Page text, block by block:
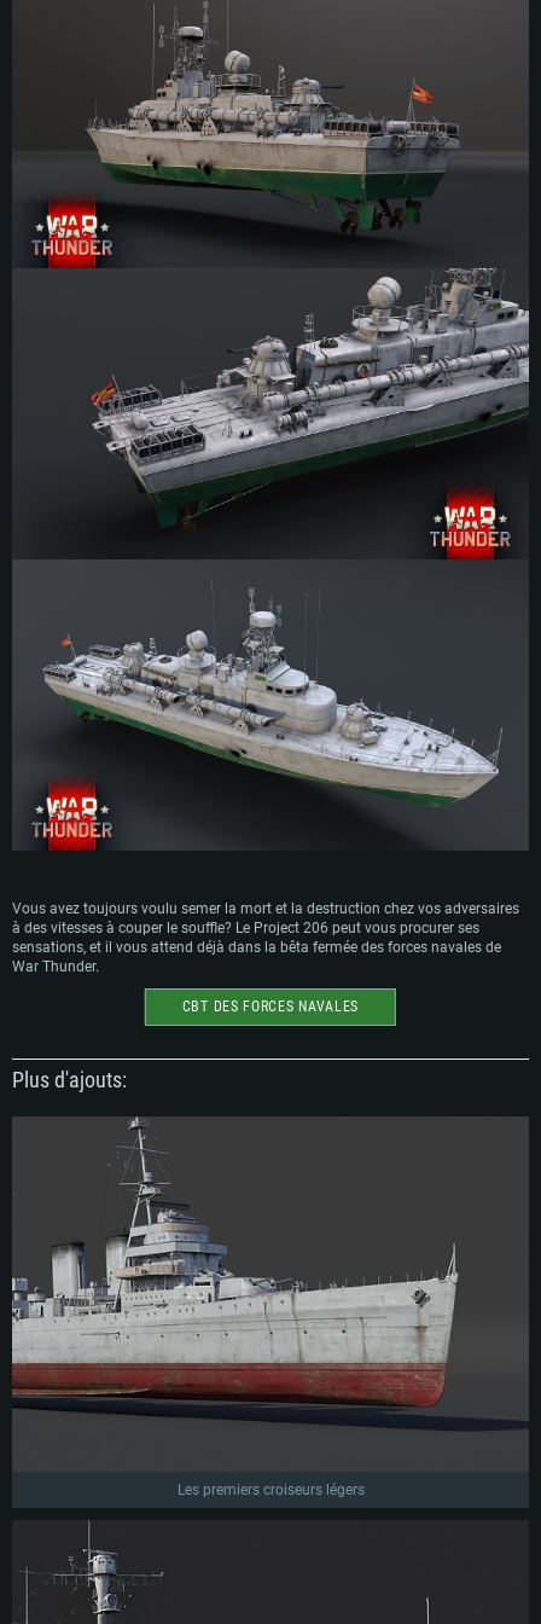
Vous avez toujours voulu semer la mort et la destruction chez vos adversaires
à des vitesses à couper le souffle? Le Project 206 peut vous procurer ses
sensations, et il vous attend déjà dans la bêta fermée des forces navales de
War Thunder.
CBT DES FORCES NAVALES
Plus d'ajouts:
Les premiers croiseurs légers